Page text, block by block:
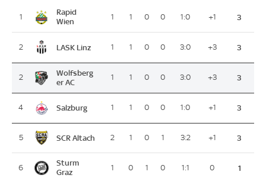
1
Rapid
Wien
1 1 0 0 1:0 +1 3
2 LASK Linz 1 1 0 0 3:0 +3 3
2
Wolfsberg
er AC
1 1 0 0 3:0 +3 3
4 Salzburg 1 1 0 0 1:0 +1 3
5 SCR Altach 2 1 0 1 3:2 +1 3
6
Sturm
Graz
1 0 1 0 1:1 0 1